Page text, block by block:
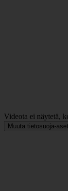
Videota ei näytetä,
Muuta tietosuoja-